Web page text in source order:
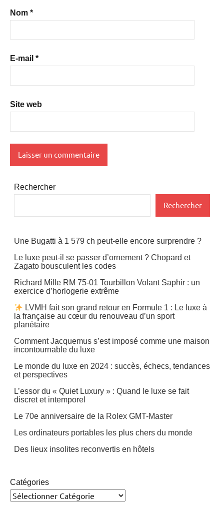
Nom *
E-mail *
Site web
Rechercher
Rechercher
Une Bugatti à 1 579 ch peut-elle encore surprendre ?
Le luxe peut-il se passer d’ornement ? Chopard et
Zagato bousculent les codes
Richard Mille RM 75-01 Tourbillon Volant Saphir : un
exercice d’horlogerie extrême
LVMH fait son grand retour en Formule 1 : Le luxe à
la française au cœur du renouveau d’un sport
planétaire
Comment Jacquemus s’est imposé comme une maison
incontournable du luxe
Le monde du luxe en 2024 : succès, échecs, tendances
et perspectives
L’essor du « Quiet Luxury » : Quand le luxe se fait
discret et intemporel
Le 70e anniversaire de la Rolex GMT-Master
Les ordinateurs portables les plus chers du monde
Des lieux insolites reconvertis en hôtels
Catégories